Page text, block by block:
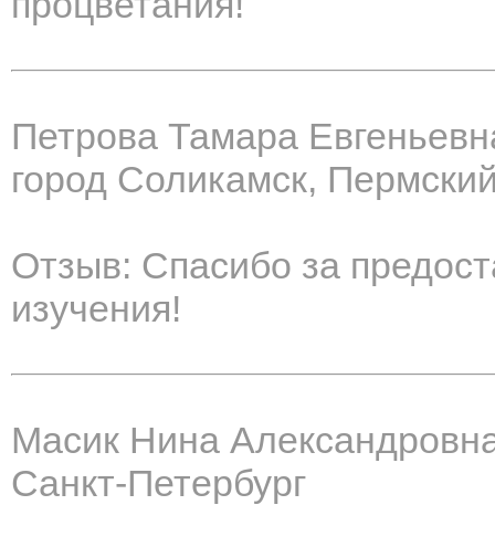
Петрова Тамара
город Соликамск,
Отзыв: Спасибо за
изучения!
Масик Нина
Санкт-Петербург